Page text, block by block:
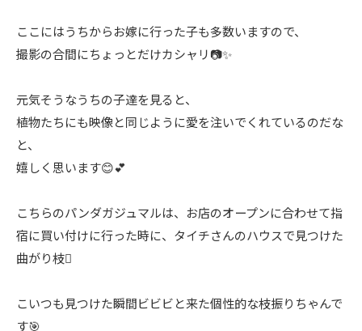
ここにはうちからお嫁に行った子も多数いますので、
撮影の合間にちょっとだけカシャリ📷✨
元気そうなうちの子達を見ると、
植物たちにも映像と同じように愛を注いでくれているのだな
と、
嬉しく思います😊💕
こちらのパンダガジュマルは、お店のオープンに合わせて指
宿に買い付けに行った時に、タイチさんのハウスで見つけた
曲がり枝🪾
こいつも見つけた瞬間ビビビと来た個性的な枝振りちゃんで
す🎯